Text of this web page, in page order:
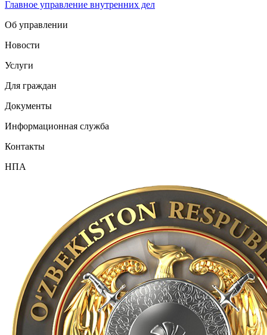
Главное управление внутренних дел
Об управлении
Новости
Услуги
Для граждан
Документы
Информационная служба
Контакты
НПА